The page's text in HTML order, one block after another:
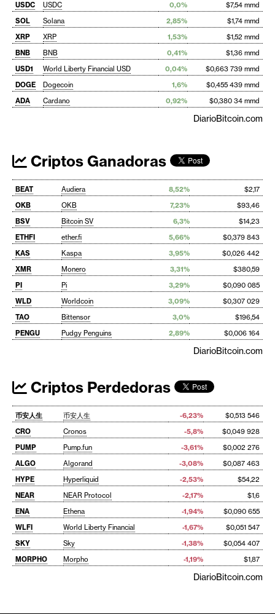
USDC USDC 0,0%
$7,54 mmd
SOL
Solana 2,85%
$1,74 mmd
XRP
XRP 1,53%
$1,52 mmd
BNB
BNB 0,41%
$1,36 mmd
USD1
World Liberty Financial USD 0,04%
$0,663 739 mmd
DOGE
Dogecoin 1,6%
$0,455 439 mmd
ADA
Cardano 0,92% $0,380 34 mmd
DiarioBitcoin.com
Criptos Ganadoras
BEAT Audiera 8,52%
$2,17
OKB
OKB 7,23%
$93,46
BSV
Bitcoin SV 6,3%
$14,23
ETHFI
ether.fi 5,66%
$0,379 843
KAS
Kaspa 3,95%
$0,026 442
XMR
Monero 3,31%
$380,59
PI
Pi 3,29%
$0,090 085
WLD
Worldcoin 3,09%
$0,307 029
TAO
Bittensor 3,0%
$196,54
PENGU
Pudgy Penguins 2,89% $0,006 164
DiarioBitcoin.com
Criptos Perdedoras
币安人生 币安人生 -6,23%
$0,513 546
CRO
Cronos -5,8%
$0,049 928
PUMP
Pump.fun -3,61%
$0,002 276
ALGO
Algorand -3,08%
$0,087 463
HYPE
Hyperliquid -2,53%
$54,22
NEAR
NEAR Protocol -2,17%
$1,6
ENA
Ethena -1,94%
$0,090 655
WLFI
World Liberty Financial -1,67%
$0,051 547
SKY
Sky -1,38%
$0,054 407
MORPHO
Morpho -1,19% $1,87
DiarioBitcoin.com